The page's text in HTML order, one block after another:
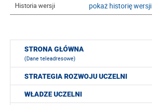
Historia wersji pokaż historię wersji
STRONA GŁÓWNA
(Dane teleadresowe)
STRATEGIA ROZWOJU UCZELNI
WŁADZE UCZELNI